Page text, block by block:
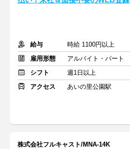
給与
時給 1100円以上
雇用形態
アルバイト・パート
シフト
週1日以上
アクセス
あいの里公園駅
株式会社フルキャスト/MNA-14K